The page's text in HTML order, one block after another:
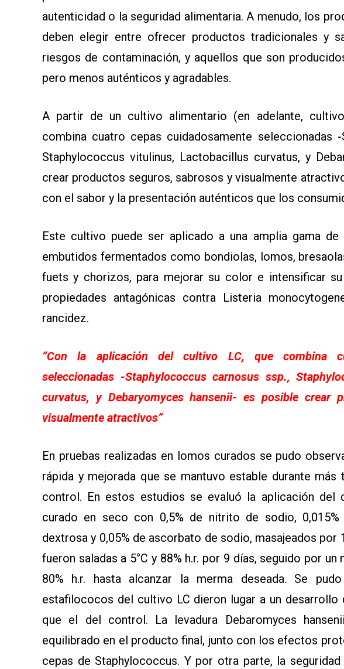
POLÍTICAS
PRIVACIDAD
QUIENES
autenticidad o la seguridad alimentaria. A menudo, los
deben elegir entre ofrecer productos tradicionales y
riesgos de contaminación, y aquellos que son
pero menos auténticos y agradables.
A partir de un cultivo alimentario (en adelante,
combina cuatro cepas cuidadosamente seleccionadas
Staphylococcus vitulinus, Lactobacillus curvatus, y
crear productos seguros, sabrosos y visualmente
con el sabor y la presentación auténticos que los
Este cultivo puede ser aplicado a una amplia gama
embutidos fermentados como bondiolas, lomos,
fuets y chorizos, para mejorar su color e intensificar
propiedades antagónicas contra Listeria
rancidez.
“Con la aplicación del cultivo LC, que combina
seleccionadas -Staphylococcus carnosus ssp.,
curvatus, y Debaryomyces hansenii- es posible crear
visualmente atractivos”
En pruebas realizadas en lomos curados se pudo
rápida y mejorada que se mantuvo estable durante
control. En estos estudios se evaluó la aplicación
curado en seco con 0,5% de nitrito de sodio,
dextrosa y 0,05% de ascorbato de sodio, masajeados por
fueron saladas a 5°C y 88% h.r. por 9 días, seguido por un
80% h.r. hasta alcanzar la merma deseada. Se
estafilococos del cultivo LC dieron lugar a un
que el del control. La levadura Debaromyces
equilibrado en el producto final, junto con los efectos
cepas de Staphylococcus. Y por otra parte, la